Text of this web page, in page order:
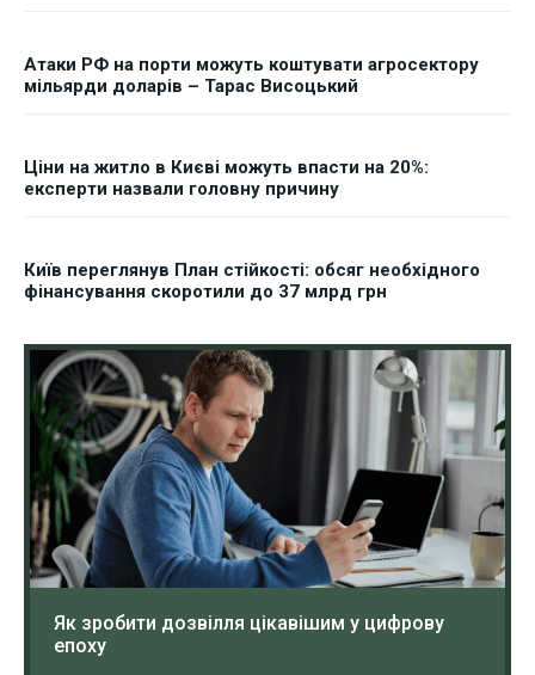
Атаки РФ на порти можуть коштувати агросектору
мільярди доларів – Тарас Висоцький
Ціни на житло в Києві можуть впасти на 20%:
експерти назвали головну причину
Київ переглянув План стійкості: обсяг необхідного
фінансування скоротили до 37 млрд грн
Як зробити дозвілля цікавішим у цифрову
епоху